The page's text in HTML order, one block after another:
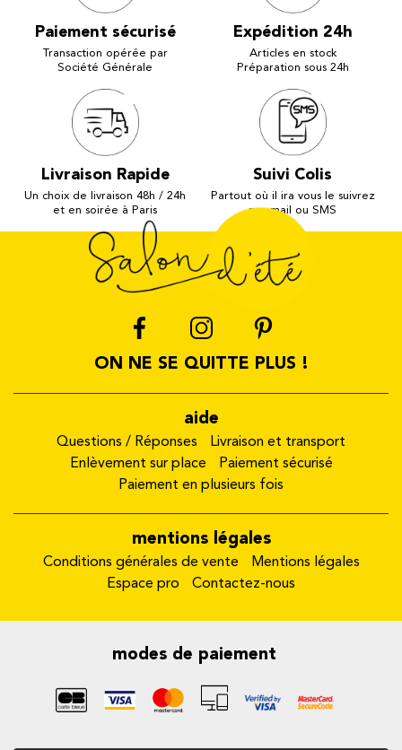
Paiement sécurisé
Transaction opérée par
Société Générale
Expédition 24h
Articles en stock
Préparation sous 24h
Livraison Rapide
Un choix de livraison 48h / 24h
et en soirée à Paris
Suivi Colis
Partout où il ira vous le suivrez
par mail ou SMS
ON NE SE QUITTE PLUS !
aide
Questions / Réponses
Livraison et transport
Enlèvement sur place
Paiement sécurisé
Paiement en plusieurs fois
mentions légales
Conditions générales de vente
Mentions légales
Espace pro
Contactez-nous
modes de paiement